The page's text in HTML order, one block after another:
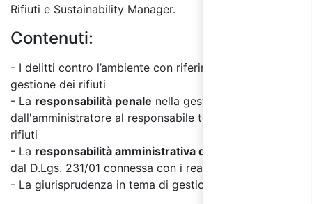
Rifiuti e Sustainability Manager.
Contenuti:
- I delitti contro l’ambiente con riferimento alla
gestione dei rifiuti
- La responsabilità penale nella gestione dei rifiuti:
dall'amministratore al responsabile tecnico gestioni
rifiuti
- La responsabilità amministrativa degli enti
dal D.Lgs. 231/01 connessa con i reati ambientali
- La giurisprudenza in tema di gestione dei rifiuti